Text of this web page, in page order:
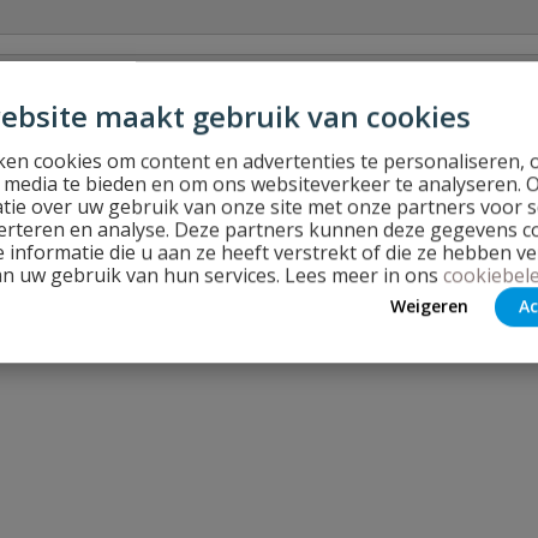
maakt gebruik van cookies
cookies om content en advertenties te personaliseren,
te bieden en om ons websiteverkeer te analyseren.
over uw gebruik van onze site met onze partners voor
en analyse. Deze partners kunnen deze gegevens
informatie die u aan ze heeft verstrekt of die ze hebben
uw gebruik van hun services. Lees meer in ons
Weigeren
Stel jouw